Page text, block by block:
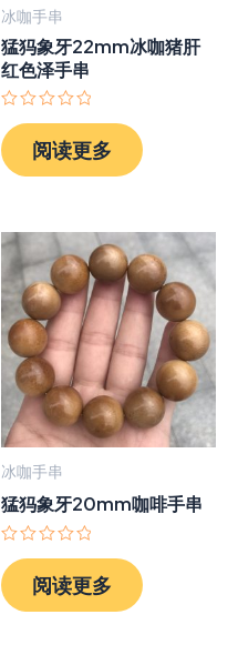
冰咖手串
猛犸象牙22mm冰咖猪肝
红色泽手串
评
分
0
&sol;
阅读更多
冰咖手串
猛犸象牙20mm咖啡手串
分
0
&sol;
阅读更多